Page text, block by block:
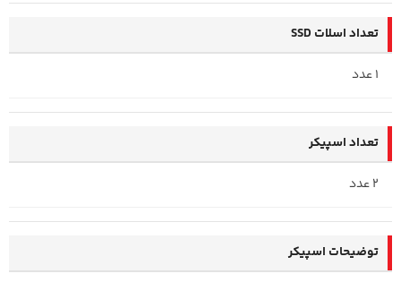
تعداد اسلات SSD
1 عدد
تعداد اسپیکر
2 عدد
توضیحات اسپیکر